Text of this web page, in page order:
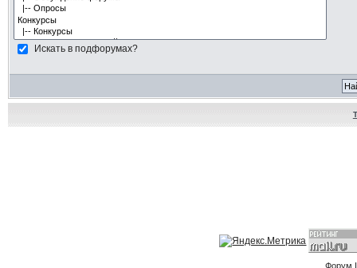
Искать в подфорумах?
Форум